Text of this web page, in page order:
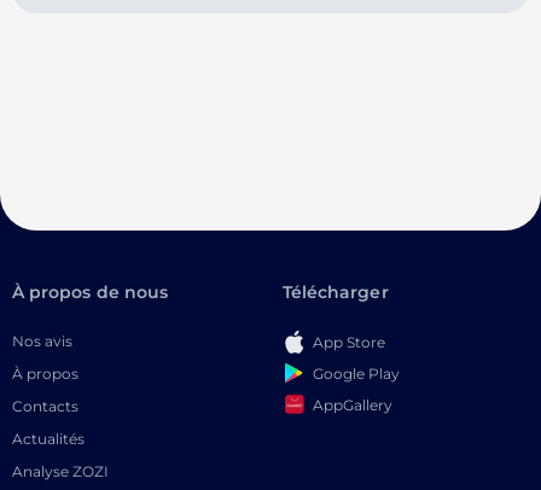
À propos de nous
Nos avis
À propos
Contacts
Actualités
Analyse ZOZI
Télécharger
App Store
Google Play
AppGallery